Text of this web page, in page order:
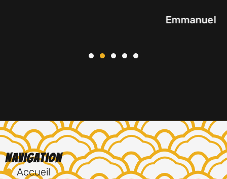
Emmanuelle Lallement
Navigation
Accueil